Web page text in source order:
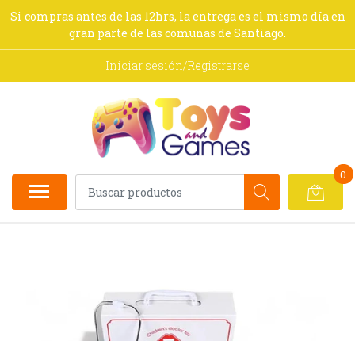
Si compras antes de las 12hrs, la entrega es el mismo día en
gran parte de las comunas de Santiago.
Iniciar sesión/Registrarse
0